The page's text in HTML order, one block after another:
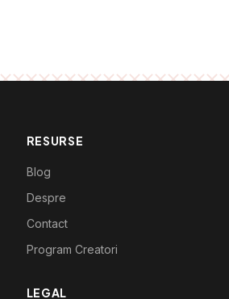
RESURSE
Blog
Despre
Contact
Program Creatori
LEGAL